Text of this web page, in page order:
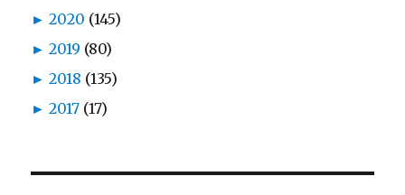
► 2020 (145)
► 2019 (80)
► 2018 (135)
► 2017 (17)